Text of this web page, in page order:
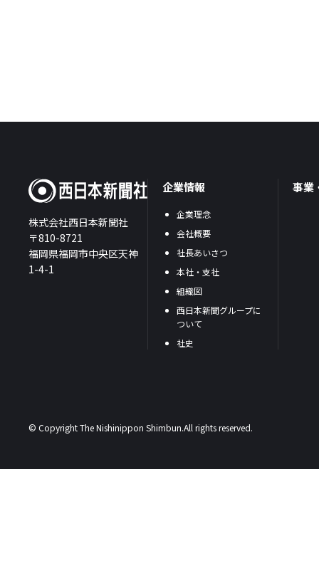
株式会社西日本新聞社
〒810-8721
福岡県福岡市中央区天神
1-4-1
企業情報
企業理念
会社概要
社長あいさつ
本社・支社
組織図
西日本新聞グループに
ついて
社史
事業
© Copyright The Nishinippon Shimbun.All rights reserved.